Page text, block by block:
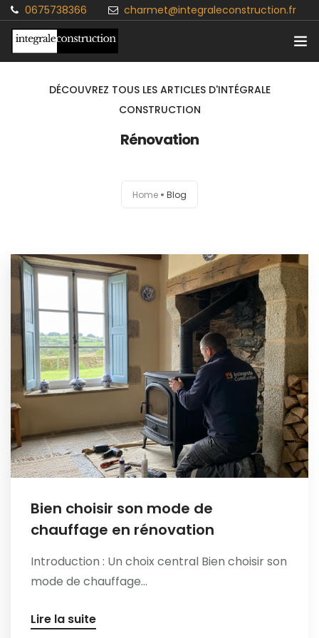
0675738366 charmet@integraleconstruction.fr
DÉCOUVREZ TOUS LES ARTICLES D'INTÉGRALE
CONSTRUCTION
Rénovation
Home Blog
Bien choisir son mode de
chauffage en rénovation
Introduction : Un choix central Bien choisir son
mode de chauffage...
Lire la suite